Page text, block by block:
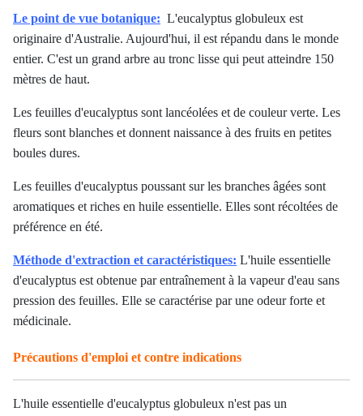
Le point de vue botanique: L'eucalyptus globuleux est
originaire d'Australie. Aujourd'hui, il est répandu dans le monde
entier. C'est un grand arbre au tronc lisse qui peut atteindre 150
mètres de haut.
Les feuilles d'eucalyptus sont lancéolées et de couleur verte. Les
fleurs sont blanches et donnent naissance à des fruits en petites
boules dures.
Les feuilles d'eucalyptus poussant sur les branches âgées sont
aromatiques et riches en huile essentielle. Elles sont récoltées de
préférence en été.
Méthode d'extraction et caractéristiques: L'huile essentielle
d'eucalyptus est obtenue par entraînement à la vapeur d'eau sans
pression des feuilles. Elle se caractérise par une odeur forte et
médicinale.
Précautions d'emploi et contre indications
L'huile essentielle d'eucalyptus globuleux n'est pas un